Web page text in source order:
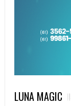
LUNA MAGIC